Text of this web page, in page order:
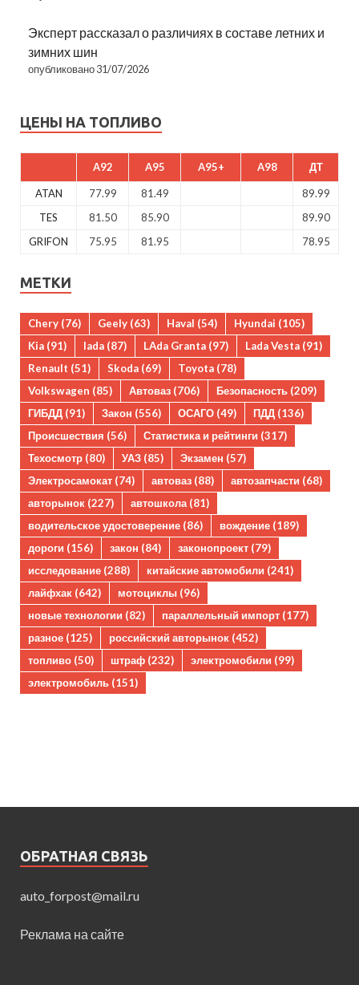
Эксперт рассказал о различиях в составе летних и
зимних шин
опубликовано 31/07/2026
ЦЕНЫ НА ТОПЛИВО
A92 A95 A95+ A98 ДТ
ATAN 77.99 81.49
89.99
TES
81.50 85.90
89.90
GRIFON
75.95 81.95 78.95
МЕТКИ
Chery (76) Geely (63) Haval (54) Hyundai (105)
Kia (91) lada (87) LAda Granta (97) Lada Vesta (91)
Renault (51) Skoda (69) Toyota (78)
Volkswagen (85) Автоваз (706) Безопасность (209)
ГИБДД (91) Закон (556) ОСАГО (49) ПДД (136)
Происшествия (56) Статистика и рейтинги (317)
Техосмотр (80) УАЗ (85) Экзамен (57)
Электросамокат (74) автоваз (88) автозапчасти (68)
авторынок (227) автошкола(81)
водительское удостоверение (86) вождение (189)
дороги (156) закон (84) законопроект (79)
исследование (288) китайские автомобили (241)
лайфхак (642) мотоциклы (96)
новые технологии (82) параллельный импорт (177)
разное (125) российский авторынок (452)
топливо (50) штраф (232) электромобили (99)
электромобиль (151)
ОБРАТНАЯ СВЯЗЬ
auto_forpost@mail.ru
Реклама на сайте